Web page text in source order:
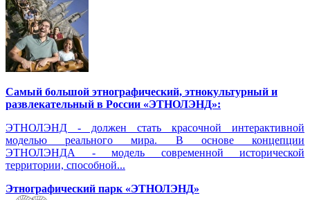
Самый большой этнографический, этнокультурный и
развлекательный в России «ЭТНОЛЭНД»:
ЭТНОЛЭНД - должен стать красочной интерактивной
моделью реального мира. В основе концепции
ЭТНОЛЭНДА - модель современной исторической
территории, способной...
Этнографический парк «ЭТНОЛЭНД»